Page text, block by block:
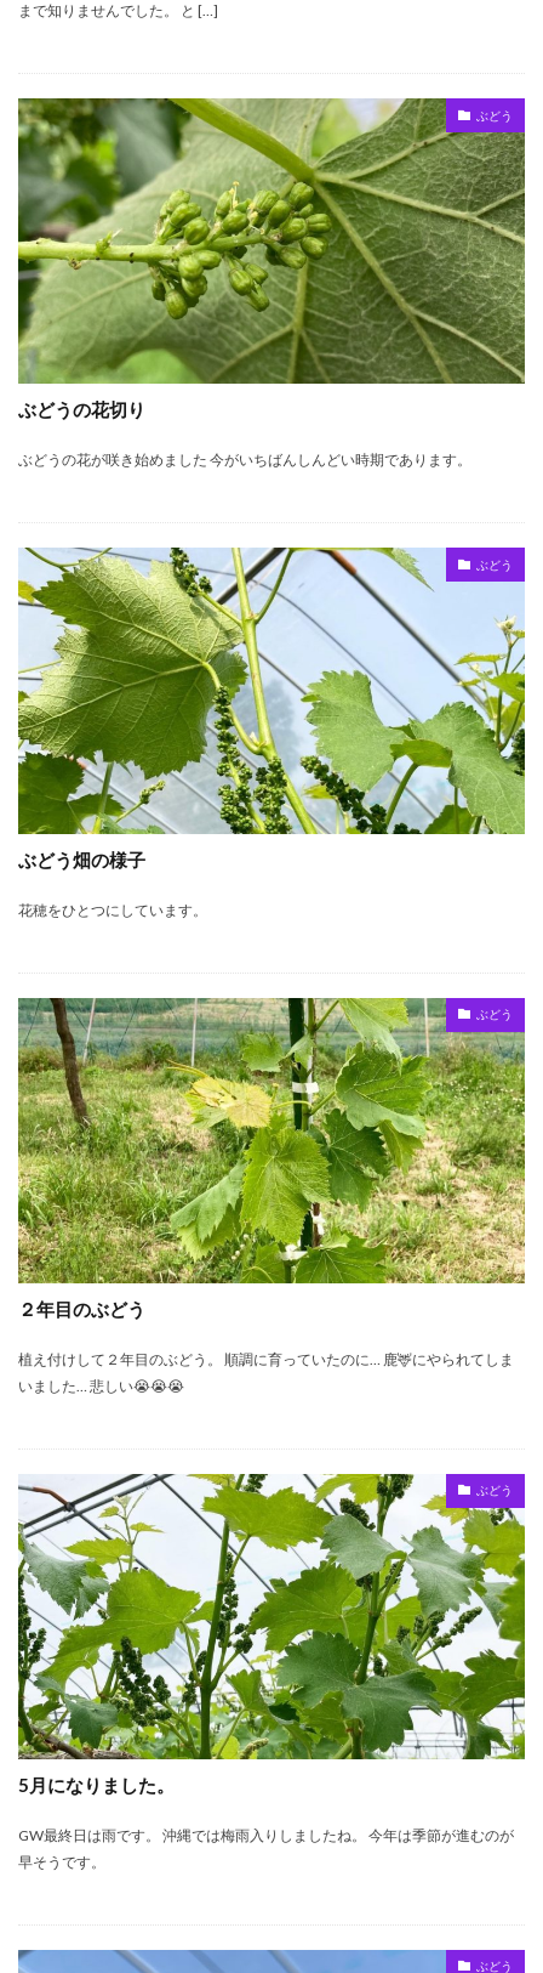
まで知りませんでした。 と […]
ぶどう
ぶどうの花切り
ぶどうの花が咲き始めました 今がいちばんしんどい時期であります。
ぶどう
ぶどう畑の様子
花穂をひとつにしています。
ぶどう
２年目のぶどう
植え付けして２年目のぶどう。 順調に育っていたのに… 鹿🦌にやられてしま
いました… 悲しい😭😭😭
ぶどう
5月になりました。
GW最終日は雨です。 沖縄では梅雨入りしましたね。 今年は季節が進むのが
早そうです。
ぶどう